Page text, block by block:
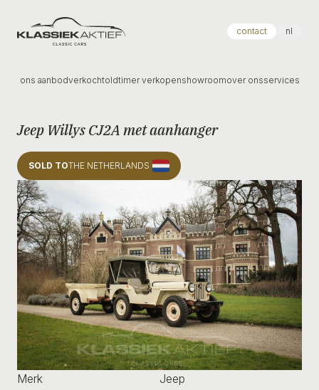
Klassiek Aktief contact nl
ons aanbodverkochtoldtimer verkopenshowroomover onsservices
Jeep Willys CJ2A met aanhanger
SOLD TOTHE NETHERLANDS
Merk
Jeep